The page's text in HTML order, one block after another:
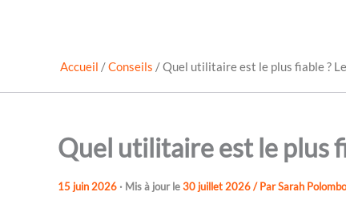
Accueil /Conseils /Quel utilitaire est le plus fiable ?
Quel utilitaire est le plus
15 juin 2026 · Mis à jour le30 juillet 2026/ ParSarah